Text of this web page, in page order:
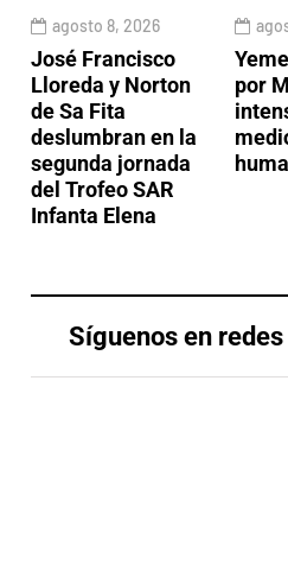
agosto 8, 2026
José Francisco
Lloreda y Norton
de Sa Fita
deslumbran en la
segunda jornada
del Trofeo SAR
Infanta Elena
por
Síguenos en